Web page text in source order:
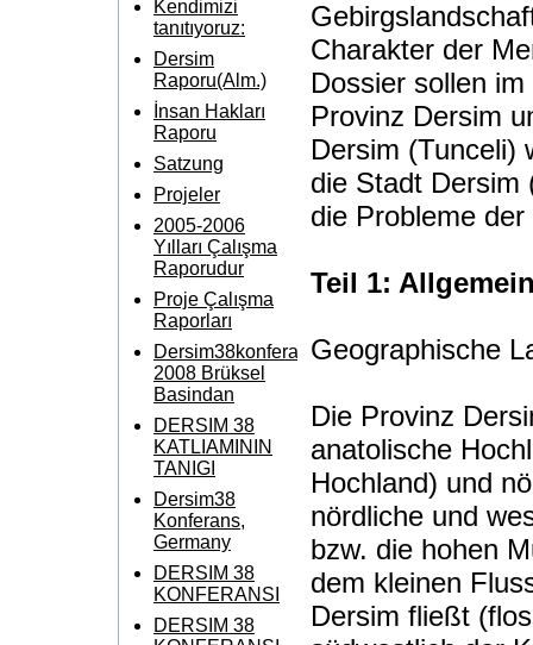
Kendimizi
tanıtıyoruz:
Dersim
Raporu(Alm.)
İnsan Hakları
Raporu
Satzung
Projeler
2005-2006
Yılları Çalışma
Raporudur
Proje Çalışma
Raporları
Dersim38konferansi
2008 Brüksel
Basindan
DERSIM 38
KATLIAMININ
TANIGI
Dersim38
Konferans,
Germany
DERSIM 38
KONFERANSI
DERSIM 38
Charakter der
Dossier sollen
Provinz Dersim
Dersim (Tunceli)
die Stadt Dersim
die Probleme
Teil 1:
Geographische
Die Provinz
anatolische
Hochland) und
nördliche und
bzw. die hohen
dem kleinen
Dersim fließt